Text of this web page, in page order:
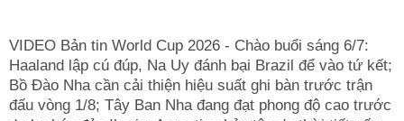
VIDEO Bản tin World Cup 2026 - Chào buổi sáng 6/7:
Haaland lập cú đúp, Na Uy đánh bại Brazil để vào tứ kết;
Bồ Đào Nha cần cải thiện hiệu suất ghi bàn trước trận
đấu vòng 1/8; Tây Ban Nha đang đạt phong độ cao trước